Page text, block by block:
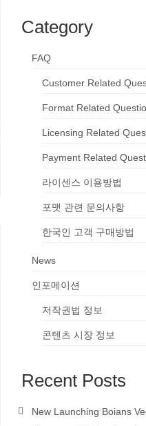
Category
FAQ
Customer Related
Format Related
Licensing Related
Payment Related
라이센스 이용방법
포맷 관련 문의사항
한국인 고객 구매방법
News
인포메이션
저작권법 정보
콘텐츠 시장 정보
Recent Posts
New Launching Boians